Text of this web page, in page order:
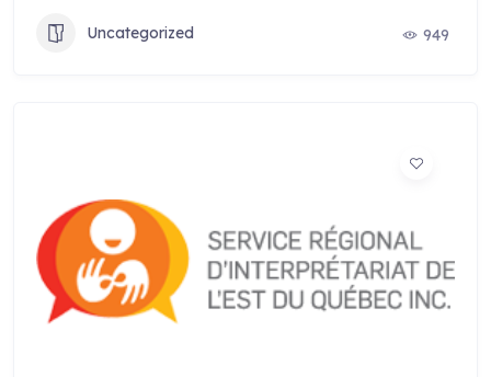
Uncategorized 949